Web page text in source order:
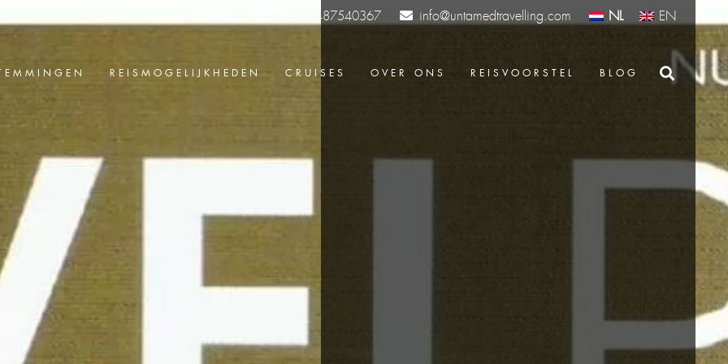
+31 (0) 487540367 info@untamedtravelling.com NL EN
REISMOGELIJKHEDEN CRUISES OVER ONS REISVOORSTEL BLOG